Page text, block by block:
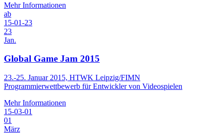
Mehr Informationen
ab
15-01-23
23
Jan.
Global Game Jam 2015
23.-25. Januar 2015, HTWK Leipzig/FIMN
Programmierwettbewerb für Entwickler von Videospielen
Mehr Informationen
15-03-01
01
März